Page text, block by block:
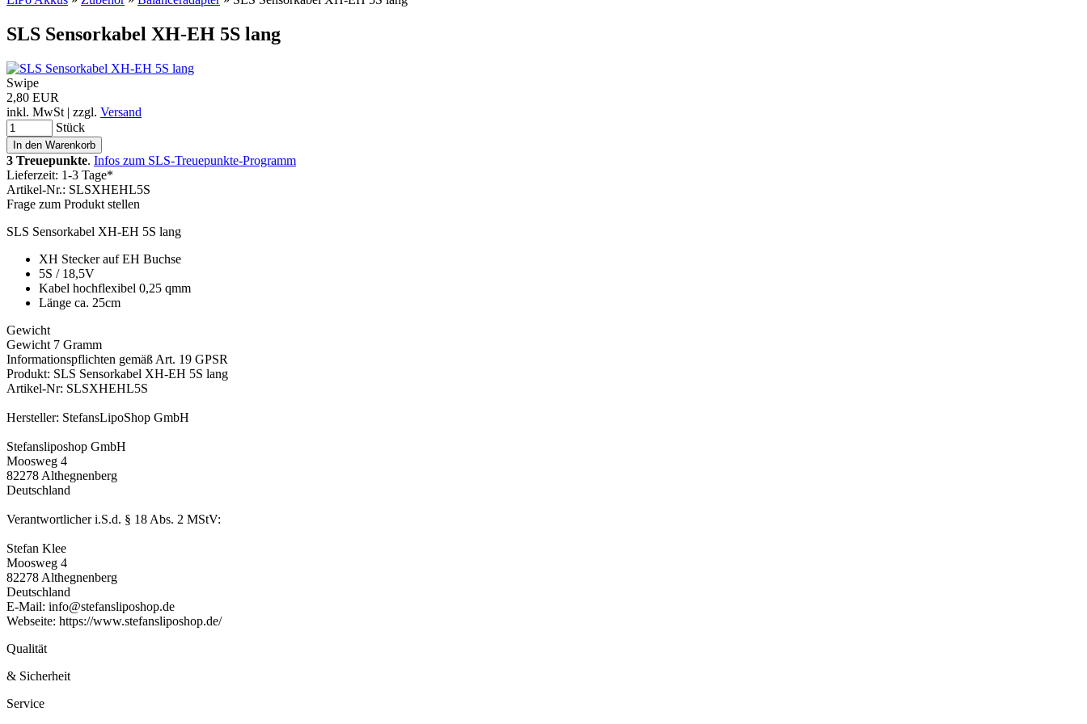
SLS Sensorkabel XH-EH 5S lang
Swipe
2,80 EUR
inkl. MwSt | zzgl. Versand
Stück
3 Treuepunkte. Infos zum SLS-Treuepunkte-Programm
Lieferzeit: 1-3 Tage*
Artikel-Nr.: SLSXHEHL5S
Frage zum Produkt stellen
SLS Sensorkabel XH-EH 5S lang
XH Stecker auf EH Buchse
5S / 18,5V
Kabel hochflexibel 0,25 qmm
Länge ca. 25cm
Gewicht
Gewicht 7 Gramm
Informationspflichten gemäß Art. 19 GPSR
Produkt: SLS Sensorkabel XH-EH 5S lang
Artikel-Nr: SLSXHEHL5S
Hersteller: StefansLipoShop GmbH
Stefansliposhop GmbH
Moosweg 4
82278 Althegnenberg
Deutschland
Verantwortlicher i.S.d. § 18 Abs. 2 MStV:
Stefan Klee
Moosweg 4
82278 Althegnenberg
Deutschland
E-Mail: info@stefansliposhop.de
Webseite: https://www.stefansliposhop.de/
Qualität
& Sicherheit
Service